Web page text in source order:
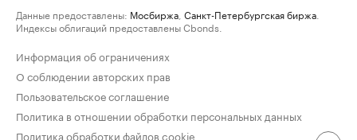
Данные предоставлены: Мосбиржа Санкт-Петербургская биржа
Индексы облигаций предоставлены Cbonds.
Информация об ограничениях
О соблюдении авторских прав
Пользовательское соглашение
Политика в отношении обработки персональных данных
Политика обработки файлов cookie